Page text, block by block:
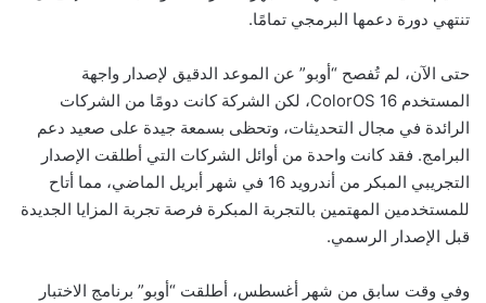
تنتهي دورة دعمها البرمجي تمامًا.
حتى الآن، لم تُفصح “أوبو” عن الموعد الدقيق لإصدار واجهة
المستخدم ColorOS 16، لكن الشركة كانت دومًا من الشركات
الرائدة في مجال التحديثات، وتحظى بسمعة جيدة على صعيد دعم
البرامج. فقد كانت واحدة من أوائل الشركات التي أطلقت الإصدار
التجريبي المبكر من أندرويد 16 في شهر أبريل الماضي، مما أتاح
للمستخدمين المهتمين بالتجربة المبكرة فرصة تجربة المزايا الجديدة
قبل الإصدار الرسمي.
وفي وقت سابق من شهر أغسطس، أطلقت “أوبو” برنامج الاختبار